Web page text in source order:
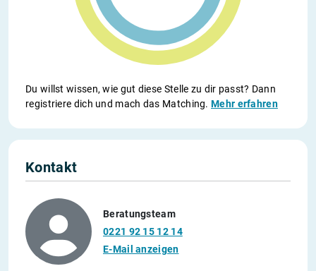
Du willst wissen, wie gut diese Stelle zu dir passt? Dann
registriere dich und mach das Matching.Mehr erfahren
Kontakt
Beratungsteam
0221 92 15 12 14
E-Mail anzeigen